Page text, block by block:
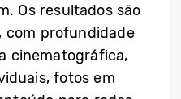
Os resultados são
com profundidade
cinematográfica,
fotos em